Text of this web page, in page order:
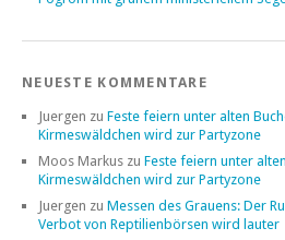
NEUESTE KOMMENTARE
Juergen zu Feste feiern unter alten
Kirmeswäldchen wird zur Partyzone
Moos Markus zu Feste feiern unter
Kirmeswäldchen wird zur Partyzone
Juergen zu Messen des Grauens: Der
Verbot von Reptilienbörsen wird lauter